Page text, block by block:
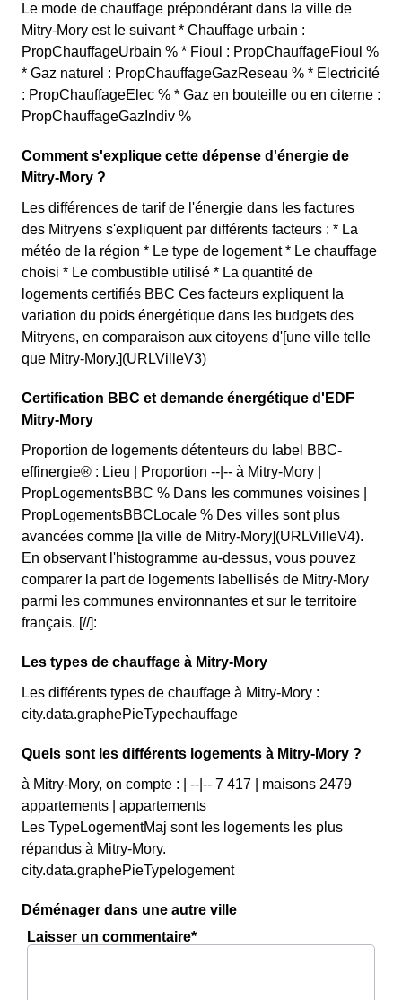
Le mode de chauffage prépondérant dans la ville de
Mitry-Mory est le suivant * Chauffage urbain :
PropChauffageUrbain % * Fioul : PropChauffageFioul %
* Gaz naturel : PropChauffageGazReseau % * Electricité
: PropChauffageElec % * Gaz en bouteille ou en citerne :
PropChauffageGazIndiv %
Comment s'explique cette dépense d'énergie de
Mitry-Mory ?
Les différences de tarif de l'énergie dans les factures
des Mitryens s'expliquent par différents facteurs : * La
météo de la région * Le type de logement * Le chauffage
choisi * Le combustible utilisé * La quantité de
logements certifiés BBC Ces facteurs expliquent la
variation du poids énergétique dans les budgets des
Mitryens, en comparaison aux citoyens d'[une ville telle
que Mitry-Mory.](URLVilleV3)
Certification BBC et demande énergétique d'EDF
Mitry-Mory
Proportion de logements détenteurs du label BBC-
effinergie® : Lieu | Proportion --|-- à Mitry-Mory |
PropLogementsBBC % Dans les communes voisines |
PropLogementsBBCLocale % Des villes sont plus
avancées comme [la ville de Mitry-Mory](URLVilleV4).
En observant l'histogramme au-dessus, vous pouvez
comparer la part de logements labellisés de Mitry-Mory
parmi les communes environnantes et sur le territoire
français. [//]:
Les types de chauffage à Mitry-Mory
Les différents types de chauffage à Mitry-Mory :
city.data.graphePieTypechauffage
Quels sont les différents logements à Mitry-Mory ?
à Mitry-Mory, on compte : | --|-- 7 417 | maisons 2479
appartements | appartements
Les TypeLogementMaj sont les logements les plus
répandus à Mitry-Mory.
city.data.graphePieTypelogement
Déménager dans une autre ville
Laisser un commentaire*